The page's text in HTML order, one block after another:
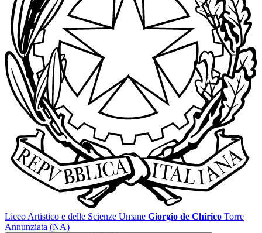
Liceo Artistico e delle Scienze Umane Giorgio de Chirico Torre
Annunziata (NA)